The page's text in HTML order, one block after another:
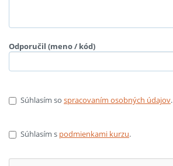
Odporučil (meno / kód)
Súhlasím so spracovaním osobných údajov.
Súhlasím s podmienkami kurzu.